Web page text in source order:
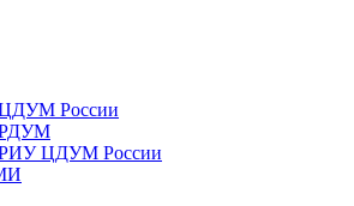
России
РДУМ
РИУ ЦДУМ России